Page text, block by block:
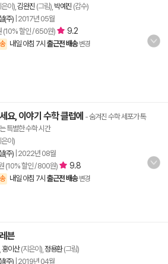
이), 김완진 (그림), 박예진 (감수)
(주) 2017년 05월
(10% 할인 / 650원) 9.2
내일 아침 7시 출근전 배송 변경
요, 이야기 수학 클럽에 - 숨겨진 수학 세포가 톡
특별한 수학 시간
은이)
(주) 2022년 08월
(10% 할인 / 800원) 9.8
내일 아침 7시 출근전 배송 변경
븐
홍이산(지은이), 정용환(그림)
(주) 2019년 04월